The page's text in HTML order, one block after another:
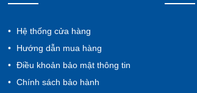
Hệ thống cửa hàng
Hướng dẫn mua hàng
Điều khoản bảo mật thông tin
Chính sách bảo hành